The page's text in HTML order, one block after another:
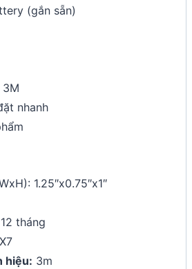
(gắn sẵn)
nhanh
1.25″x0.75″x1″
12 tháng
hiệu: 3m